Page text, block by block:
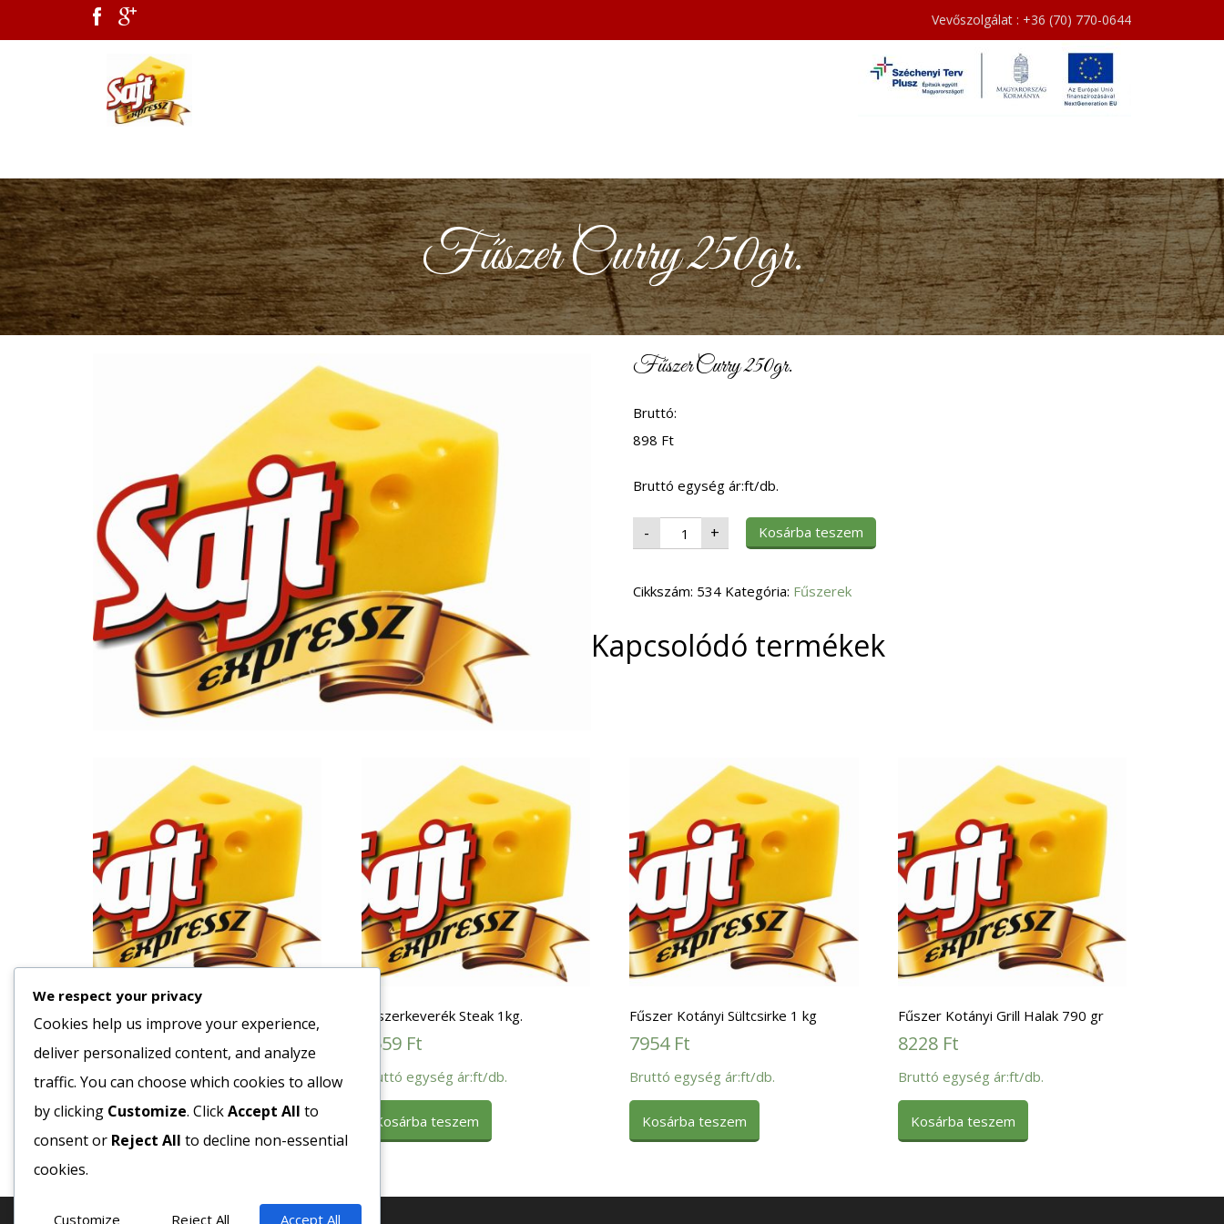
Vevőszolgálat : +36 (70) 770-0644
Fűszer Curry 250gr.
Fűszer Curry 250gr.
Bruttó:
898 Ft
Bruttó egység ár:ft/db.
- Fűszer
Curry
250gr.
+ Kosárba teszem
Cikkszám: 534 Kategória: Fűszerek
Kapcsolódó termékek
Fűszer Fahéj Őrölt 1 kg
Ft
Bruttó egység ár:ft/db.
Kosárba teszem
Fűszerkeverék Steak 1kg.
2559 Ft
Bruttó egység ár:ft/db.
Kosárba teszem
Fűszer Kotányi Sültcsirke 1 kg
7954 Ft
Bruttó egység ár:ft/db.
Kosárba teszem
Fűszer Kotányi Grill Halak 790 gr
8228 Ft
Bruttó egység ár:ft/db.
Kosárba teszem
We respect your privacy
Cookies help us improve your experience,
deliver personalized content, and analyze
traffic. You can choose which cookies to allow
by clicking Customize. ClickAccept All to
consent or Reject All to decline non-essential
cookies.
Customize Reject All Accept All